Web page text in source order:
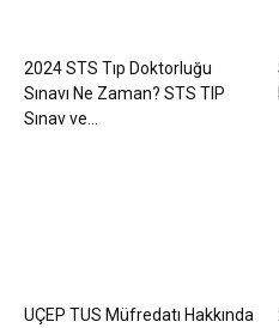
2024 STS Tıp Doktorluğu
Sınavı Ne Zaman? STS TIP
Sınav ve...
UÇEP TUS Müfredatı Hakkında